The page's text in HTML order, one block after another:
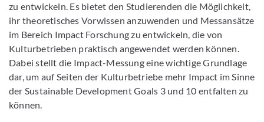
zu entwickeln. Es bietet den Studierenden die Möglichkeit,
ihr theoretisches Vorwissen anzuwenden und Messansätze
im Bereich Impact Forschung zu entwickeln, die von
Kulturbetrieben praktisch angewendet werden können.
Dabei stellt die Impact-Messung eine wichtige Grundlage
dar, um auf Seiten der Kulturbetriebe mehr Impact im Sinne
der Sustainable Development Goals 3 und 10 entfalten zu
können.